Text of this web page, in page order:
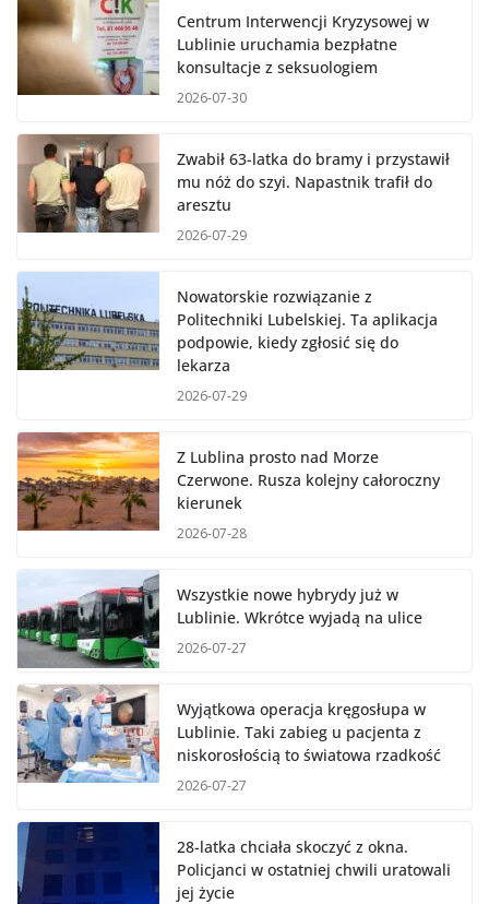
Centrum Interwencji Kryzysowej w
Lublinie uruchamia bezpłatne
konsultacje z seksuologiem
2026-07-30
Zwabił 63-latka do bramy i przystawił
mu nóż do szyi. Napastnik trafił do
aresztu
2026-07-29
Nowatorskie rozwiązanie z
Politechniki Lubelskiej. Ta aplikacja
podpowie, kiedy zgłosić się do
lekarza
2026-07-29
Z Lublina prosto nad Morze
Czerwone. Rusza kolejny całoroczny
kierunek
2026-07-28
Wszystkie nowe hybrydy już w
Lublinie. Wkrótce wyjadą na ulice
2026-07-27
Wyjątkowa operacja kręgosłupa w
Lublinie. Taki zabieg u pacjenta z
niskorosłością to światowa rzadkość
2026-07-27
28-latka chciała skoczyć z okna.
Policjanci w ostatniej chwili uratowali
jej życie